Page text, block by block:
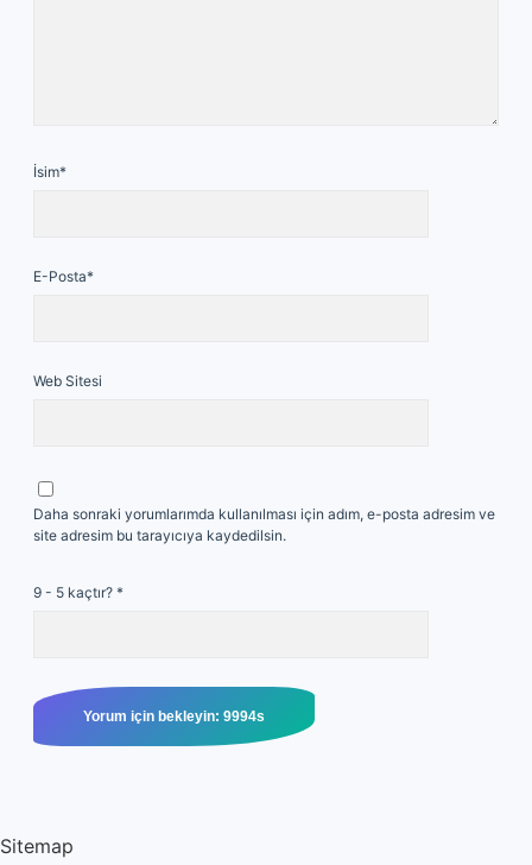
İsim*
E-Posta*
Web Sitesi
Daha sonraki yorumlarımda kullanılması için adım, e-posta adresim ve
site adresim bu tarayıcıya kaydedilsin.
9 - 5 kaçtır? *
Sitemap